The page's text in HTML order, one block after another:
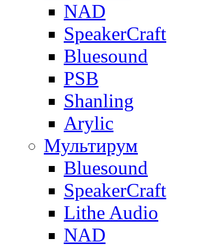
NAD
SpeakerCraft
Bluesound
PSB
Shanling
Arylic
Мультирум
Bluesound
SpeakerCraft
Lithe Audio
NAD